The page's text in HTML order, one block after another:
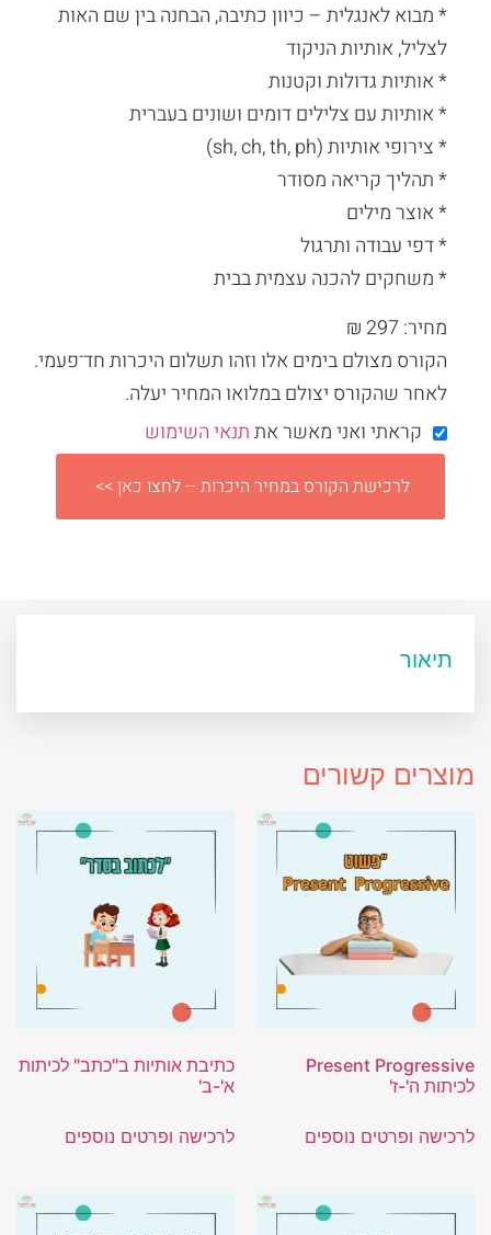
* מבוא לאנגלית – כיוון כתיבה, הבחנה בין שם האות
לצליל, אותיות הניקוד
* אותיות גדולות וקטנות
* אותיות עם צלילים דומים ושונים בעברית
* צירופי אותיות (sh, ch, th, ph)
* תהליך קריאה מסודר
* אוצר מילים
* דפי עבודה ותרגול
* משחקים להכנה עצמית בבית
מחיר: 297 ₪
הקורס מצולם בימים אלו וזהו תשלום היכרות חד־פעמי.
לאחר שהקורס יצולם במלואו המחיר יעלה.
קראתי ואני מאשר אתתנאי השימוש
לרכישת הקורס במחיר היכרות – לחצו כאן >>
תיאור
מוצרים קשורים
Present Progressive
לכיתות ה'-ז'
לרכישה ופרטים נוספים
כתיבת אותיות ב"כתב" לכיתות
א'-ב'
לרכישה ופרטים נוספים